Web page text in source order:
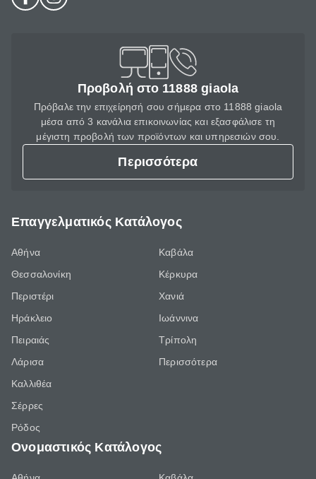
Προβολή στο 11888 giaola
Πρόβαλε την επιχείρησή σου σήμερα στο 11888 giaola
μέσα από 3 κανάλια επικοινωνίας και εξασφάλισε τη
μέγιστη προβολή των προϊόντων και υπηρεσιών σου.
Περισσότερα
Επαγγελματικός Κατάλογος
Αθήνα
Θεσσαλονίκη
Περιστέρι
Ηράκλειο
Πειραιάς
Λάρισα
Καλλιθέα
Σέρρες
Ρόδος
Καβάλα
Κέρκυρα
Χανιά
Ιωάννινα
Τρίπολη
Περισσότερα
Ονομαστικός Κατάλογος